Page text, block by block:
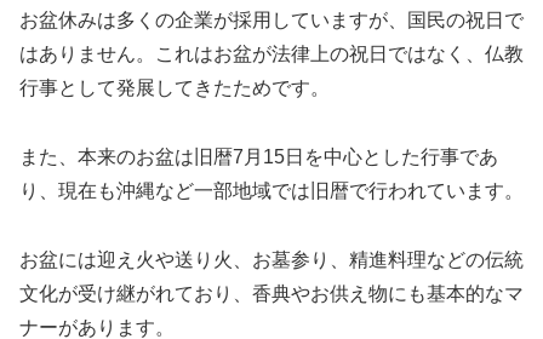
お盆休みは多くの企業が採用していますが、国民の祝日で
はありません。これはお盆が法律上の祝日ではなく、仏教
行事として発展してきたためです。
また、本来のお盆は旧暦7月15日を中心とした行事であ
り、現在も沖縄など一部地域では旧暦で行われています。
お盆には迎え火や送り火、お墓参り、精進料理などの伝統
文化が受け継がれており、香典やお供え物にも基本的なマ
ナーがあります。